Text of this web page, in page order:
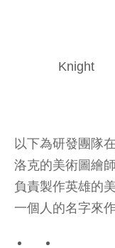
Knight
以下為研發團隊
洛克的美術圖繪
負責製作英雄的
一個人的名字來